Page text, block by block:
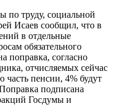
по труду, социальной
Исаев сообщил, что в
в отдельные
обязательного
поправка, согласно
отчисляемых сейчас
часть пенсии, 4% будут
подписана
Госдумы и